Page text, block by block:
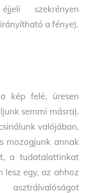
szekrényen
a fénye).
kép felé, üresen
semmi másra).
valójában,
mozogjunk annak
a tudatalattinkat
lesz egy, az ahhoz